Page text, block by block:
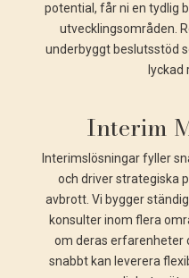
potential, får ni en tydlig
utvecklingsområden.
underbyggt beslutsstöd
lyckad
Interim
Interimslösningar fyller
och driver strategiska
avbrott. Vi bygger
konsulter inom flera
om deras erfarenheter
snabbt kan leverera